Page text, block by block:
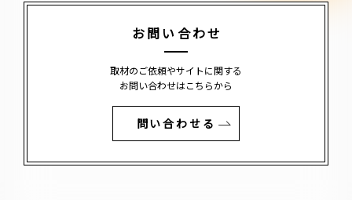
お問い合わせ
取材のご依頼やサイトに関する
お問い合わせはこちらから
問い合わせる